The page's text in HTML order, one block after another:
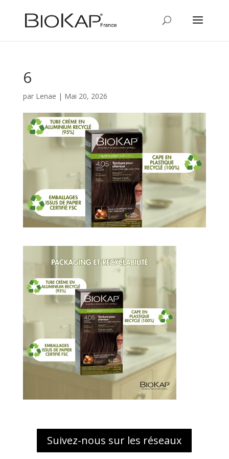
6
par Lenae | Mai 20, 2026
Suivez-nous sur les réseaux